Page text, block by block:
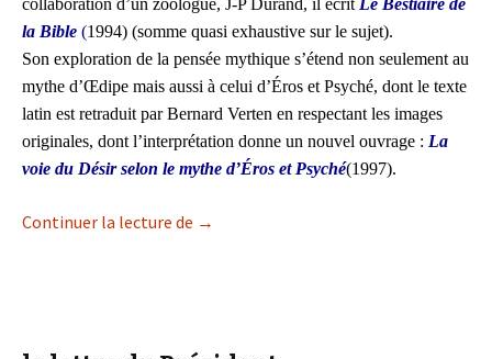
collaboration d’un zoologue, J-P Durand, il écrit Le Bestiaire de
la Bible (1994) (somme quasi exhaustive sur le sujet).
Son exploration de la pensée mythique s’étend non seulement au
mythe d’Œdipe mais aussi à celui d’Éros et Psyché, dont le texte
latin est retraduit par Bernard Verten en respectant les images
originales, dont l’interprétation donne un nouvel ouvrage : La
voie du Désir selon le mythe d’Éros et Psyché(1997).
Continuer la lecture de Ouvrages de J.-Fr. Froger
→